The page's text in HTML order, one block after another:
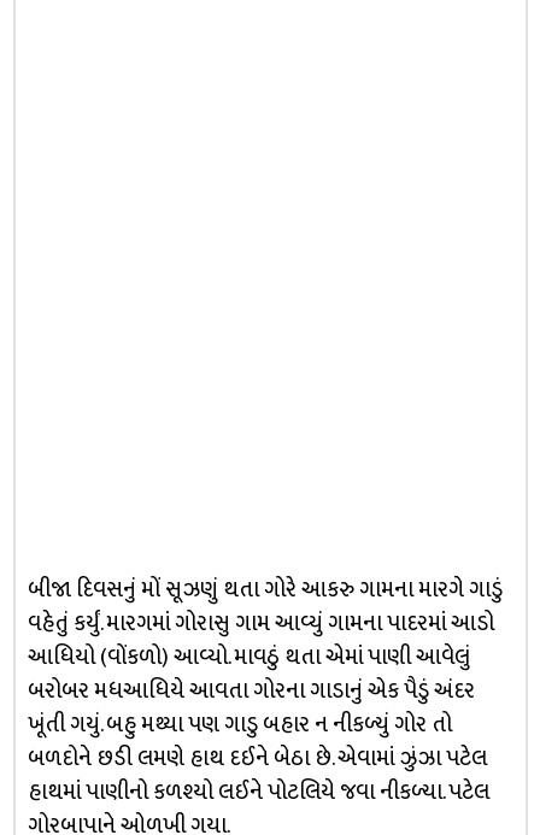
બીજા દિવસનું મોં સૂઝણું થતા ગોરે આકરુ ગામના મારગે ગાડું
વહેતું કર્યું. મારગમાં ગોરાસુ ગામ આવ્યું ગામના પાદરમાં આડો
આધિયો (વોંકળો) આવ્યો. માવઠું થતા એમાં પાણી આવેલું
બરોબર મધઆધિયે આવતા ગોરના ગાડાનું એક પૈડું અંદર
ખૂંતી ગયું. બહુ મથ્યા પણ ગાડુ બહાર ન નીકળ્યું ગોર તો
બળદોને છડી લમણે હાથ દઈને બેઠા છે. એવામાં ઝુંઝા પટેલ
હાથમાં પાણીનો કળશ્યો લઈને પોટલિયે જવા નીકળ્યા. પટેલ
ગોરબાપાને ઓળખી ગયા.